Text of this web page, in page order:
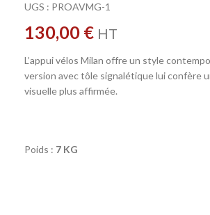
UGS : PROAVMG-1
130,00 € HT
L’appui vélos Milan offre un style
version avec tôle signalétique lui confère
visuelle plus affirmée.
Poids : 7 KG